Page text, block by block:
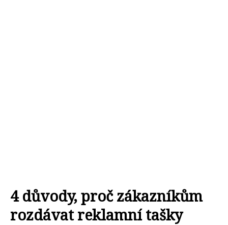
4 důvody, proč zákazníkům
rozdávat reklamní tašky